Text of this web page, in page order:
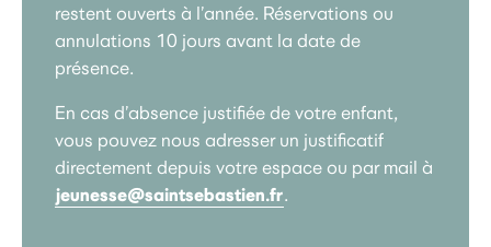
restent ouverts à l’année. Réservations ou
annulations 10 jours avant la date de
présence.
En cas d’absence justifiée de votre enfant,
vous pouvez nous adresser un justificatif
directement depuis votre espace ou par mail à
jeunesse@saintsebastien.fr.